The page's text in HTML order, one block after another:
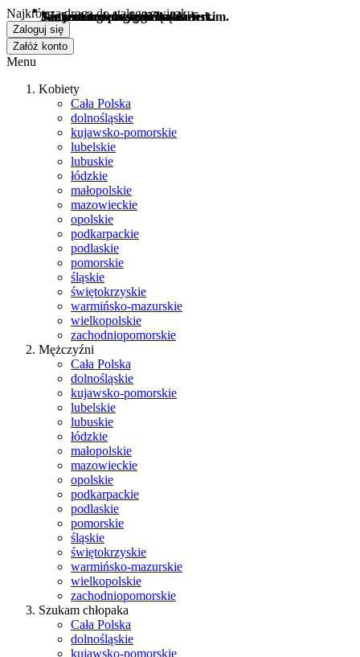
Najkrótsza droga do stałego związku...
Zaloguj się
Załóż konto
Menu
Kobiety
Cała Polska
dolnośląskie
kujawsko-pomorskie
lubelskie
lubuskie
łódzkie
małopolskie
mazowieckie
opolskie
podkarpackie
podlaskie
pomorskie
śląskie
świętokrzyskie
warmińsko-mazurskie
wielkopolskie
zachodniopomorskie
Mężczyźni
Cała Polska
dolnośląskie
kujawsko-pomorskie
lubelskie
lubuskie
łódzkie
małopolskie
mazowieckie
opolskie
podkarpackie
podlaskie
pomorskie
śląskie
świętokrzyskie
warmińsko-mazurskie
wielkopolskie
zachodniopomorskie
Szukam chłopaka
Cała Polska
dolnośląskie
kujawsko-pomorskie
*Nie szukam przygód i seksofert.
*Nie jestem w związku małżeńskim.
*Jestem singlem/singielką.
*Szukam trwałego związku.